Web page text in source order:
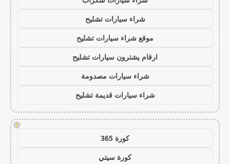
شراء سيارات تشليح
موقع شراء سيارات تشليح
ارقام يشترون سيارات تشليح
شراء سيارات مصدومة
شراء سيارات قديمة تشليح
!
كورة 365
كورة سيتي